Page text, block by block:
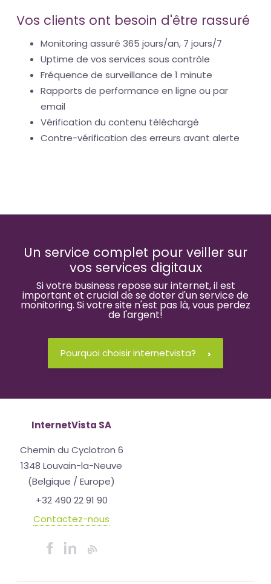
Vos clients ont besoin d'être rassuré
Monitoring assuré 365 jours/an, 7 jours/7
Uptime de vos services sous contrôle
Fréquence de surveillance de 1 minute
Rapports de performance en ligne ou par
email
Vérification du contenu téléchargé
Contre-vérification des erreurs avant alerte
Un service complet pour veiller sur
vos services digitaux
Si votre business repose sur internet, il est
important et crucial de se doter d'un service de
monitoring. Si votre site n'est pas là, vous perdez
de l'argent!
Pourquoi choisir internetvista?
InternetVista SA
Chemin du Cyclotron 6
1348 Louvain-la-Neuve
(Belgique / Europe)
+32 490 22 91 90
Contactez-nous